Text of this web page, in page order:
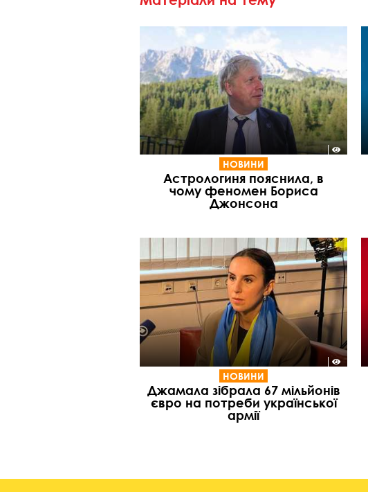
НОВИНИ
Астрологиня пояснила, в
чому феномен Бориса
Джонсона
НОВИНИ
Джамала зібрала 67 мільйонів
євро на потреби української
армії